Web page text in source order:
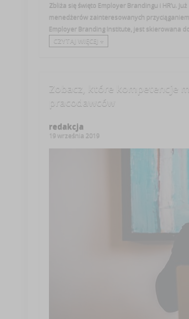
Zbliża się święto Employer Brandingu i HR’u.
menedżerów zainteresowanych
Employer Branding Institute, jest skierowana
CZYTAJ WIĘCEJ +
Zobacz, które kompetencje
pracodawców
redakcja
19 września 2019